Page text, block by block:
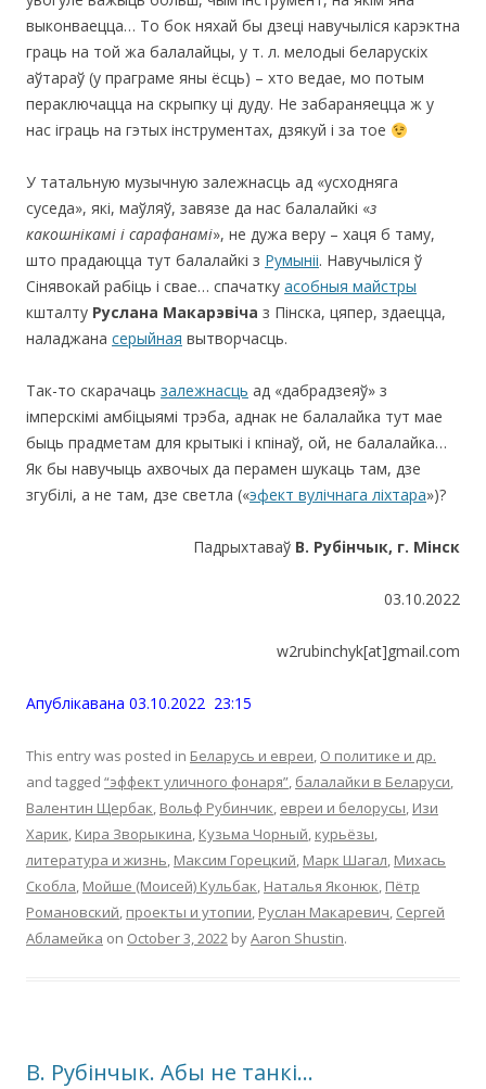
выконваецца… То бок няхай бы дзеці навучыліся карэктна
граць на той жа балалайцы, у т. л. мелодыі беларускіх
аўтараў (у праграме яны ёсць) – хто ведае, мо потым
пераключацца на скрыпку ці дуду. Не забараняецца ж у
нас іграць на гэтых інструментах, дзякуй і за тое
У татальную музычную залежнасць ад «усходняга
суседа», які, маўляў, завязе да нас балалайкі «з
какошнікамі і сарафанамі», не дужа веру – хаця б таму,
што прадаюцца тут балалайкі з Румыніі. Навучыліся ў
Сінявокай рабіць і свае… спачатку асобныя майстры
кшталту Руслана Макарэвіча з Пінска, цяпер, здаецца,
наладжана серыйная вытворчасць.
Так-то скарачаць залежнасць ад «дабрадзеяў» з
імперскімі амбіцыямі трэба, аднак не балалайка тут мае
быць прадметам для крытыкі і кпінаў, ой, не балалайка…
Як бы навучыць ахвочых да перамен шукаць там, дзе
згубілі, а не там, дзе светла («эфект вулічнага ліхтара»)?
Падрыхтаваў В. Рубінчык, г. Мінск
03.10.2022
w2rubinchyk[at]gmail.com
Апублiкавана 03.10.2022 23:15
This entry was posted in Беларусь и евреи, О политике и др.
and tagged “эффект уличного фонаря”, балалайки в Беларуси,
Валентин Щербак, Вольф Рубинчик, евреи и белорусы, Изи
Харик, Кира Зворыкина, Кузьма Чорный, курьёзы,
литература и жизнь, Максим Горецкий, Марк Шагал, Михась
Скобла, Мойше (Моисей) Кульбак, Наталья Яконюк, Пётр
Романовский, проекты и утопии, Руслан Макаревич, Сергей
Абламейка on October 3, 2022 byAaron Shustin.
В. Рубінчык. Абы не танкі…